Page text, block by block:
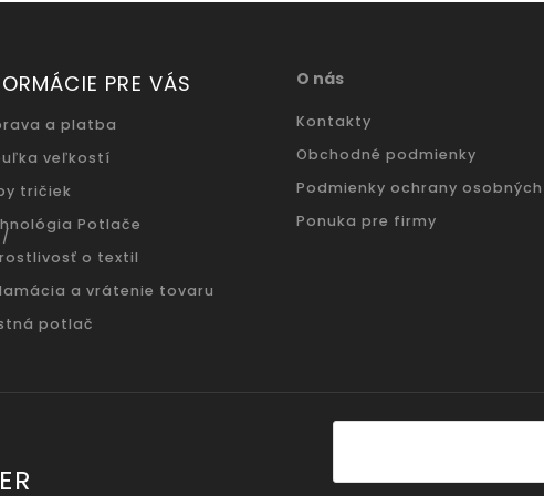
PRE VÁS
a platba
veľkostí
tričiek
Potlače
o textil
a vrátenie tovaru
potlač
O nás
Kontakty
Obchodné podmienky
Podmienky ochrany
Ponuka pre firmy